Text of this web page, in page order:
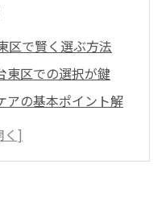
区で賢く選ぶ方法
東区での選択が鍵
アの基本ポイント解